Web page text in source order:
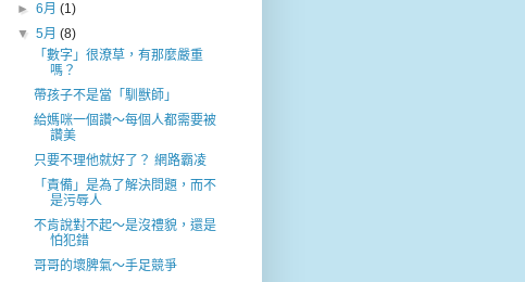
►6月(1)
▼5月(8)
「數字」很潦草，有那麼嚴重
嗎？
帶孩子不是當「馴獸師」
給媽咪一個讚～每個人都需要被
讚美
只要不理他就好了？ 網路霸凌
「責備」是為了解決問題，而不
是污辱人
不肯說對不起～是沒禮貌，還是
怕犯錯
哥哥的壞脾氣～手足競爭